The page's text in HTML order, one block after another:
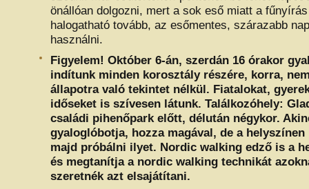
önállóan dolgozni, mert a sok eső miatt a
halogatható tovább, az esőmentes, szárazabb
használni.
Figyelem! Október 6-án, szerdán 16 órakor
indítunk minden korosztály részére, korra,
állapotra való tekintet nélkül. Fiatalokat,
időseket is szívesen látunk. Találkozóhely:
családi pihenőpark előtt, délután négykor.
gyaloglóbotja, hozza magával, de a
majd próbálni ilyet. Nordic walking edző is a
és megtanítja a nordic walking technikát
szeretnék azt elsajátítani.